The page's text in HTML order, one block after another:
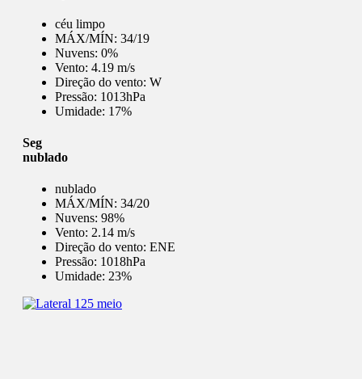
céu limpo
MÁX/MÍN: 34/19
Nuvens: 0%
Vento: 4.19 m/s
Direção do vento: W
Pressão: 1013hPa
Umidade: 17%
Seg
nublado
nublado
MÁX/MÍN: 34/20
Nuvens: 98%
Vento: 2.14 m/s
Direção do vento: ENE
Pressão: 1018hPa
Umidade: 23%